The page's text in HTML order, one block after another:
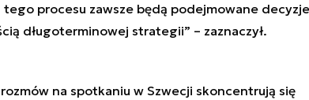
procesu zawsze będą podejmowane
długoterminowej strategii” – zaznaczył.
na spotkaniu w Szwecji skoncentrują się